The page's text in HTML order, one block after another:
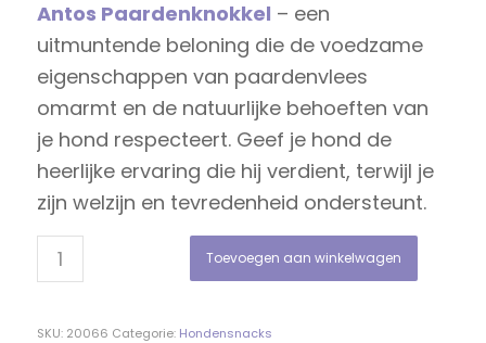
Antos Paardenknokkel – een
uitmuntende beloning die de voedzame
eigenschappen van paardenvlees
omarmt en de natuurlijke behoeften van
je hond respecteert. Geef je hond de
heerlijke ervaring die hij verdient, terwijl je
zijn welzijn en tevredenheid ondersteunt.
Toevoegen aan winkelwagen
SKU: 20066 Categorie: Hondensnacks